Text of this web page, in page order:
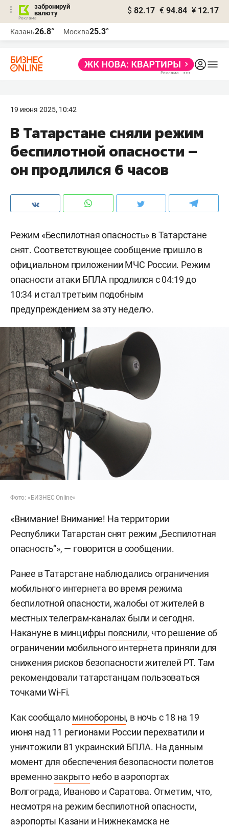
забронируй
валюту
$ 82.17 € 94.84 ¥ 12.17
Казань26.8° Москва25.3°
19 июня 2025, 10:42
В Татарстане сняли режим
беспилотной опасности –
он продлился 6 часов
Режим «Беспилотная опасность» в Татарстане
снят. Соответствующее сообщение пришло в
официальном приложении МЧС России. Режим
опасности атаки БПЛА продлился с 04:19 до
10:34 и стал третьим подобным
предупреждением за эту неделю.
Фото: «БИЗНЕС Online»
«Внимание! Внимание! На территории
Республики Татарстан снят режим „Беспилотная
опасность“», — говорится в сообщении.
Ранее в Татарстане наблюдались ограничения
мобильного интернета во время режима
беспилотной опасности, жалобы от жителей в
местных телеграм-каналах были и сегодня.
Накануне в минцифры пояснили, что решение об
ограничении мобильного интернета приняли для
снижения рисков безопасности жителей РТ. Там
рекомендовали татарстанцам пользоваться
точками Wi-Fi.
Как сообщаломинобороны, в ночь с 18 на 19
июня над 11 регионами России перехватили и
уничтожили 81 украинский БПЛА. На данным
момент для обеспечения безопасности полетов
временнозакрытонебо в аэропортах
Волгограда, Иваново и Саратова. Отметим, что,
несмотря на режим беспилотной опасности,
аэропорты Казани и Нижнекамска не